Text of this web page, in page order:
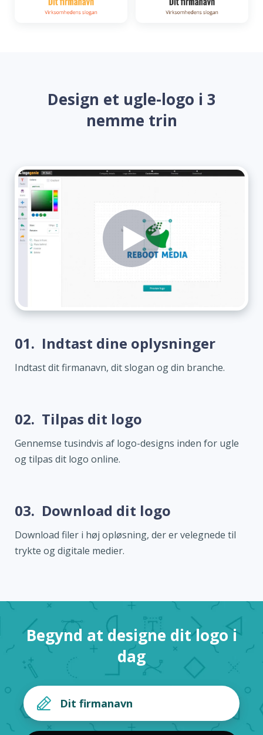
Design et ugle-logo i 3
nemme trin
01. Indtast dine oplysninger
Indtast dit firmanavn, dit slogan og din branche.
02. Tilpas dit logo
Gennemse tusindvis af logo-designs inden for ugle
og tilpas dit logo online.
03. Download dit logo
Download filer i høj opløsning, der er velegnede til
trykte og digitale medier.
Begynd at designe dit logo i
dag